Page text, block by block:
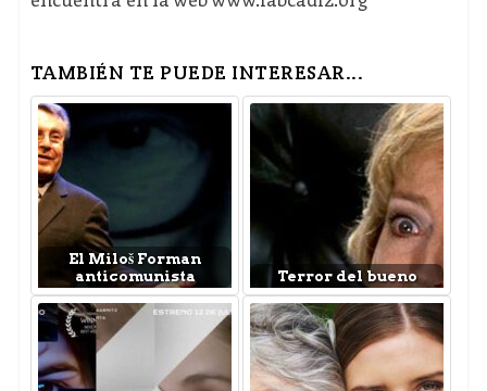
TAMBIÉN TE PUEDE INTERESAR...
El Miloš Forman
anticomunista
Terror del bueno